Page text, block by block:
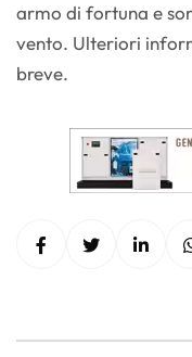
armo di fortuna e
vento. Ulteriori
breve.